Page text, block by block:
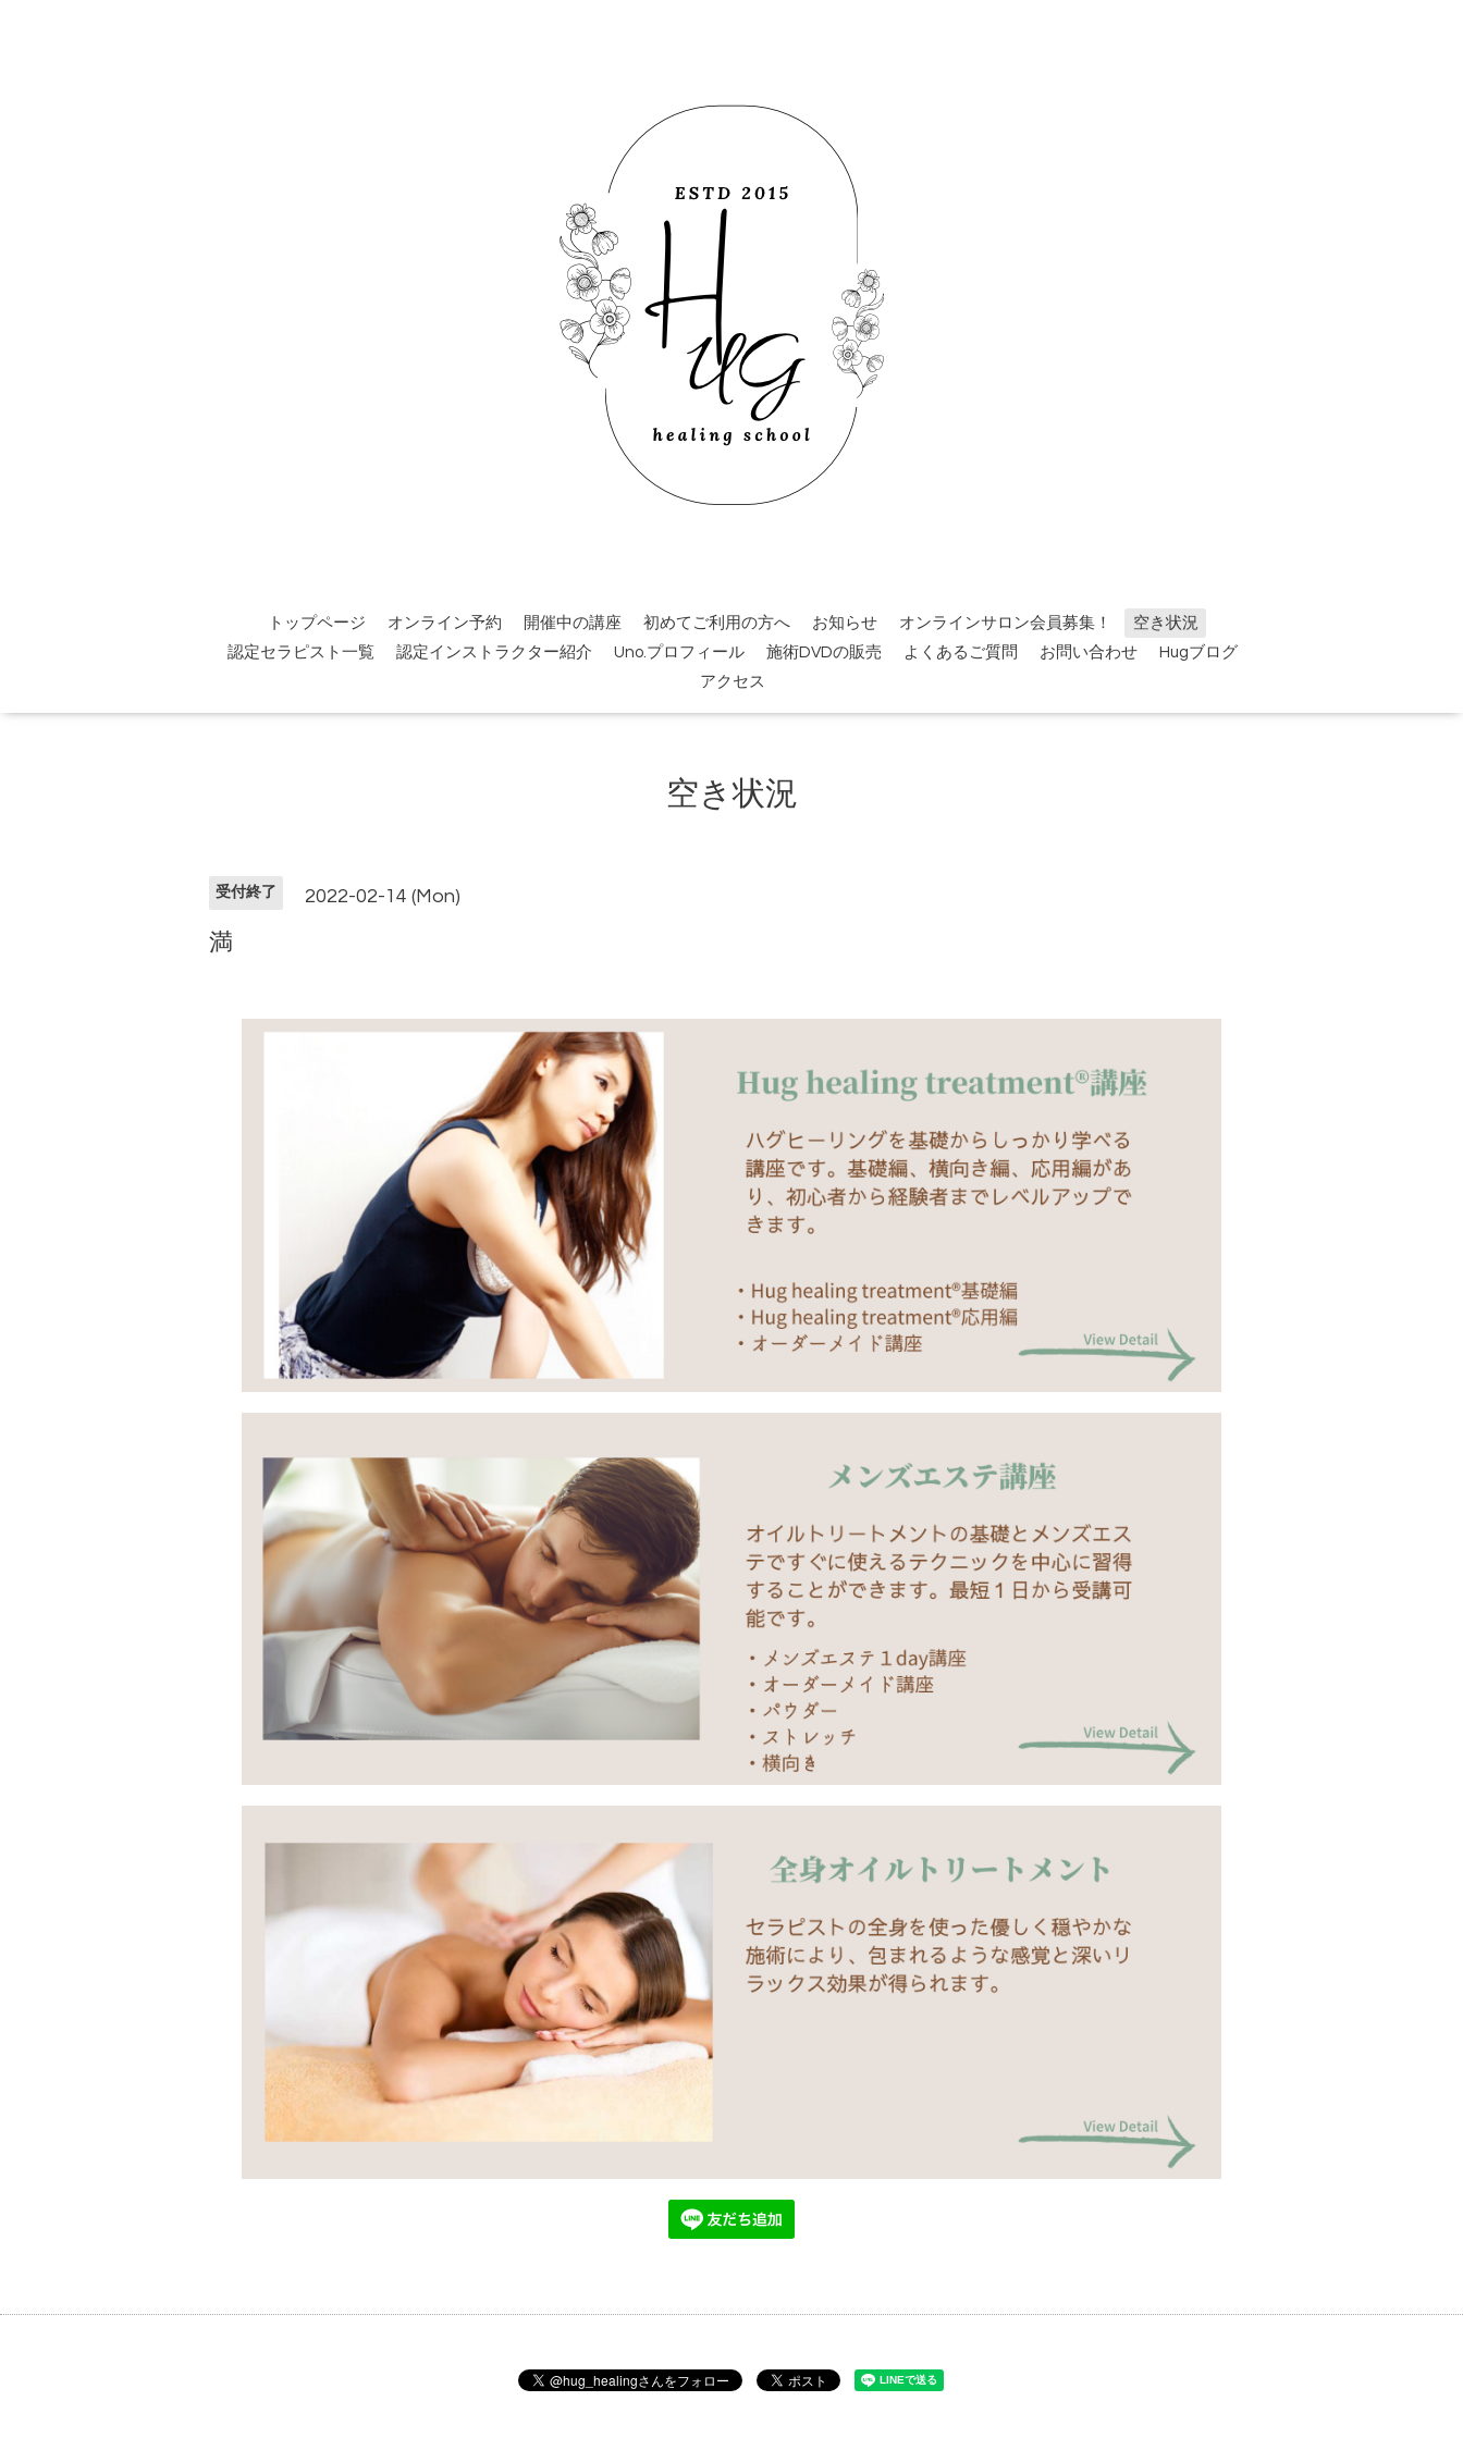
トップページ オンライン予約 開催中の講座 初めてご利用の方へ お知らせ オンラインサロン会員募集！
空き状況
認定セラピスト一覧
認定インストラクター紹介 Uno.プロフィール 施術DVDの販売 よくあるご質問 お問い合わせ
Hugブログ
アクセス
空き状況
受付終了 2022-02-14 (Mon)
満